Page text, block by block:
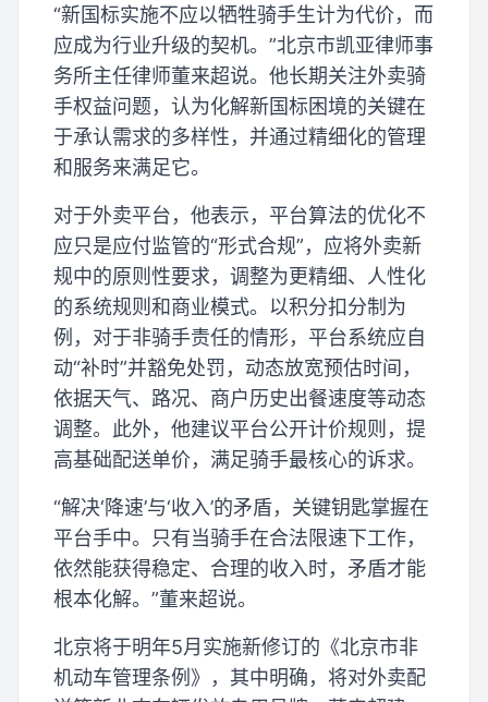
“新国标实施不应以牺牲骑手生计为代价，而
应成为行业升级的契机。”北京市凯亚律师事
务所主任律师董来超说。他长期关注外卖骑
手权益问题，认为化解新国标困境的关键在
于承认需求的多样性，并通过精细化的管理
和服务来满足它。
对于外卖平台，他表示，平台算法的优化不
应只是应付监管的“形式合规”，应将外卖新
规中的原则性要求，调整为更精细、人性化
的系统规则和商业模式。以积分扣分制为
例，对于非骑手责任的情形，平台系统应自
动“补时”并豁免处罚，动态放宽预估时间，
依据天气、路况、商户历史出餐速度等动态
调整。此外，他建议平台公开计价规则，提
高基础配送单价，满足骑手最核心的诉求。
“解决‘降速’与‘收入’的矛盾，关键钥匙掌握在
平台手中。只有当骑手在合法限速下工作，
依然能获得稳定、合理的收入时，矛盾才能
根本化解。”董来超说。
北京将于明年5月实施新修订的《北京市非
机动车管理条例》，其中明确，将对外卖配